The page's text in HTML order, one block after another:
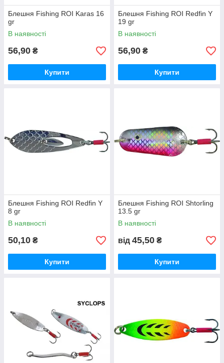
Блешня Fishing ROI Karas 16
gr
В наявності
56,90 ₴
Купити
Блешня Fishing ROI Redfin Y
19 gr
В наявності
56,90 ₴
Купити
Блешня Fishing ROI Redfin Y
8 gr
В наявності
50,10 ₴
Купити
Блешня Fishing ROI Shtorling
13.5 gr
В наявності
від 45,50 ₴
Купити